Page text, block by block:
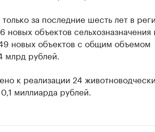
за последние шесть лет в
объектов сельхозназначения
новых объектов с общим объемом
млрд рублей.
к реализации 24
миллиарда рублей.